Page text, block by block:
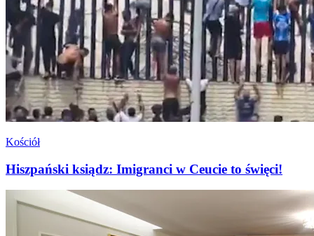
Kościół
Hiszpański ksiądz: Imigranci w Ceucie to święci!